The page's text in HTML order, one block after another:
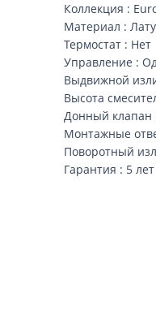
Коллекция :
Материал :
Термостат : Нет
Управление :
Выдвижной
Высота
Донный клапан
Монтажные
Поворотный
Гарантия : 5 лет